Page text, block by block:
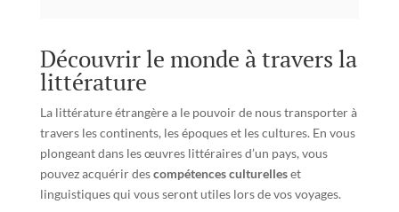
Découvrir le monde à travers la
littérature
La littérature étrangère a le pouvoir de nous transporter à
travers les continents, les époques et les cultures. En vous
plongeant dans les œuvres littéraires d’un pays, vous
pouvez acquérir descompétences culturelleset
linguistiques qui vous seront utiles lors de vos voyages.